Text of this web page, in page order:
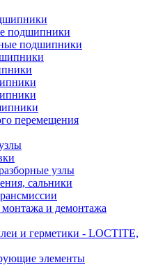
подшипники
подшипники
перемещения
узлы
сальники
и демонтажа
и герметики - LOCTITE,
элементы